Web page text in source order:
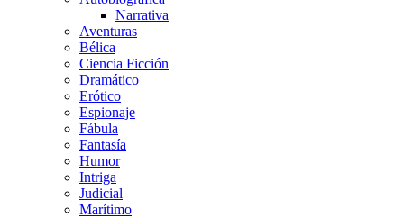
Narrativa
Aventuras
Bélica
Ciencia Ficción
Dramático
Erótico
Espionaje
Fábula
Fantasía
Humor
Intriga
Judicial
Marítimo